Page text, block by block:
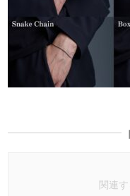
関連